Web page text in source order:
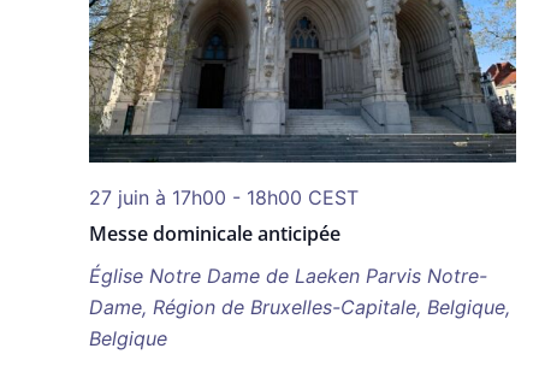
Messe dominicale anticipée
27 juin à 17h00 - 18h00 CEST
Église Notre Dame de Laeken Parvis Notre-
Dame, Région de Bruxelles-Capitale, Belgique,
Belgique